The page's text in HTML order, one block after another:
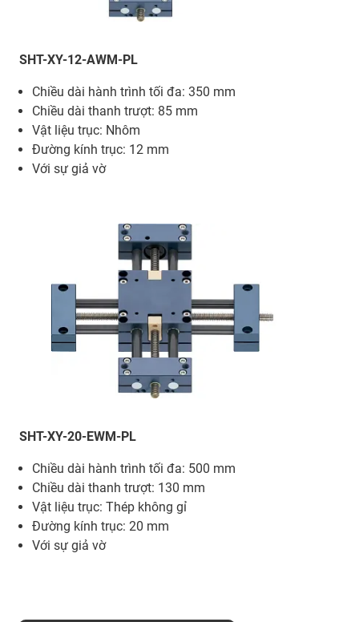
SHT-XY-12-AWM-PL
Chiều dài hành trình tối đa: 350 mm
Chiều dài thanh trượt: 85 mm
Vật liệu trục: Nhôm
Đường kính trục: 12 mm
Với sự giả vờ
SHT-XY-20-EWM-PL
Chiều dài hành trình tối đa: 500 mm
Chiều dài thanh trượt: 130 mm
Vật liệu trục: Thép không gỉ
Đường kính trục: 20 mm
Với sự giả vờ